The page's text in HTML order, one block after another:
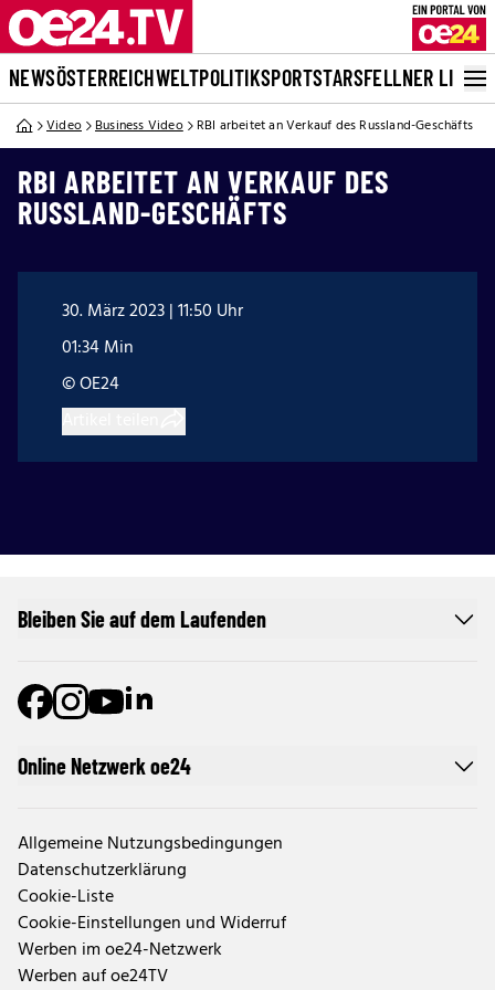
NEWSÖSTERREICHWELTPOLITIKSPORTSTARSFELLNER LIVE
Video Business Video RBI arbeitet an Verkauf des Russland-Geschäfts
RBI ARBEITET AN VERKAUF DES
RUSSLAND-GESCHÄFTS
30. März 2023 | 11:50 Uhr
01:34 Min
© OE24
Online Netzwerk oe24
Allgemeine Nutzungsbedingungen
Datenschutzerklärung
Cookie-Liste
Cookie-Einstellungen und Widerruf
Werben im oe24-Netzwerk
Werben auf oe24TV
Bleiben Sie auf dem Laufenden